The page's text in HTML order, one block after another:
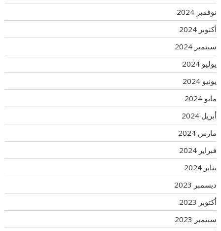
نوفمبر 2024
أكتوبر 2024
سبتمبر 2024
يوليو 2024
يونيو 2024
مايو 2024
أبريل 2024
مارس 2024
فبراير 2024
يناير 2024
ديسمبر 2023
أكتوبر 2023
سبتمبر 2023